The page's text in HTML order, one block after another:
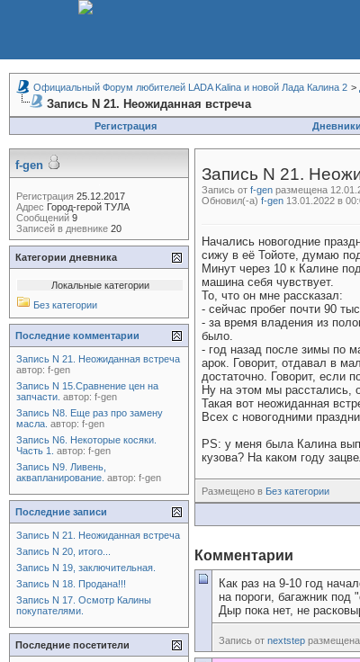
Официальный Форум любителей LADA Kalina и новой Лада Калина 2 >
Запись N 21. Неожиданная встреча
Регистрация
Дневники
Запись N 21.
Запись от f-gen размещена
Обновил(-а) f-gen 13.01.2022 в
Начались новогодние
сижу в её Тойоте, думаю
Минут через 10 к Калине
машина себя чувствует.
То, что он мне рассказал:
- сейчас пробег почти 90
- за время владения из
было.
- год назад после зимы по
арок. Говорит, отдавал в
достаточно. Говорит, если
Ну на этом мы расстались,
Такая вот неожиданная
Всех с новогодними
PS: у меня была Калина
кузова? На каком году
Размещено в Без категории
Комментарии
Как раз на 9-10 год
на пороги, багажник
Дыр пока нет, не
Запись от nextstep
f-gen
Регистрация 25.12.2017
Адрес Город-герой ТУЛА
Сообщений 9
Записей в дневнике 20
Категории дневника
Локальные категории
Без категории
Последние комментарии
Запись N 21. Неожиданная встреча
автор: f-gen
Запись N 15.Сравнение цен на
запчасти. автор: f-gen
Запись N8. Еще раз про замену
масла. автор: f-gen
Запись N6. Некоторые косяки.
Часть 1.
автор: f-gen
Запись N9. Ливень,
аквапланирование. автор: f-gen
Последние записи
Запись N 21. Неожиданная встреча
Запись N 20, итого...
Запись N 19, заключительная.
Запись N 18. Продана!!!
Запись N 17. Осмотр Калины
покупателями.
Последние посетители